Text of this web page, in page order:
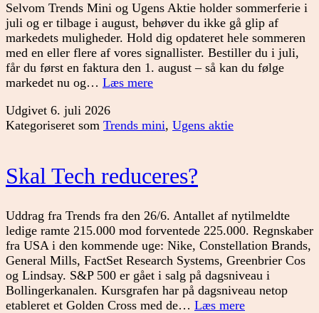
Selvom Trends Mini og Ugens Aktie holder sommerferie i
juli og er tilbage i august, behøver du ikke gå glip af
markedets muligheder. Hold dig opdateret hele sommeren
med en eller flere af vores signallister. Bestiller du i juli,
får du først en faktura den 1. august – så kan du følge
markedet nu og… Læs mereFølg
sommeren
Udgivet 6. juli 2026
Kategoriseret som Trends mini, Ugens aktie
Skal Tech reduceres?
Uddrag fra Trends fra den 26/6. Antallet af nytilmeldte
ledige ramte 215.000 mod forventede 225.000. Regnskaber
fra USA i den kommende uge: Nike, Constellation Brands,
General Mills, FactSet Research Systems, Greenbrier Cos
og Lindsay. S&P 500 er gået i salg på dagsniveau i
Bollingerkanalen. Kursgrafen har på dagsniveau netop
etableret et Golden Cross med de… Læs mereSkal